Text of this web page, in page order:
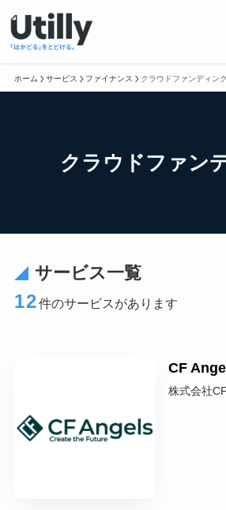
ホーム サービス ファイナンス クラウドファンディン
クラウドファン
サービス一覧
12件のサービスがあります
CF
株式会社